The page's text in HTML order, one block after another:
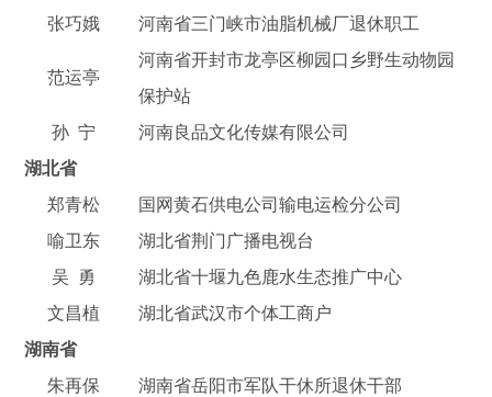
张巧娥
河南省三门峡市油脂机械厂退休职工
范运亭
河南省开封市龙亭区柳园口乡野生动物园
保护站
孙 宁
河南良品文化传媒有限公司
湖北省
郑青松
国网黄石供电公司输电运检分公司
喻卫东
湖北省荆门广播电视台
吴 勇
湖北省十堰九色鹿水生态推广中心
文昌植
湖北省武汉市个体工商户
湖南省
朱再保
湖南省岳阳市军队干休所退休干部